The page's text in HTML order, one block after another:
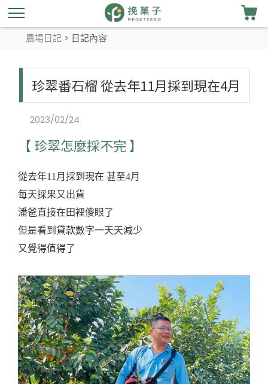
農場日記 > 日記內容
珍翠番石榴 從去年11月採到現在4月
2023/02/24
【 珍翠怎麼採不完 】
從去年11月採到現在 甚至4月
每天採果又出貨
潘爸直接在田裡傻眼了
但是看到貸款數字一天天減少
又覺得值得了